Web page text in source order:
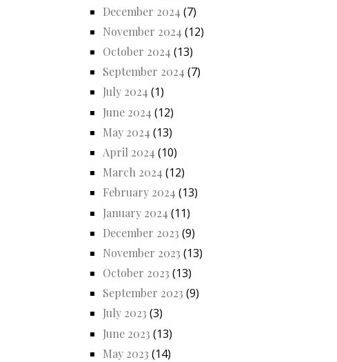
December 2024 (7)
November 2024 (12)
October 2024 (13)
September 2024 (7)
July 2024 (1)
June 2024 (12)
May 2024 (13)
April 2024 (10)
March 2024 (12)
February 2024 (13)
January 2024 (11)
December 2023 (9)
November 2023 (13)
October 2023 (13)
September 2023 (9)
July 2023 (3)
June 2023 (13)
May 2023 (14)